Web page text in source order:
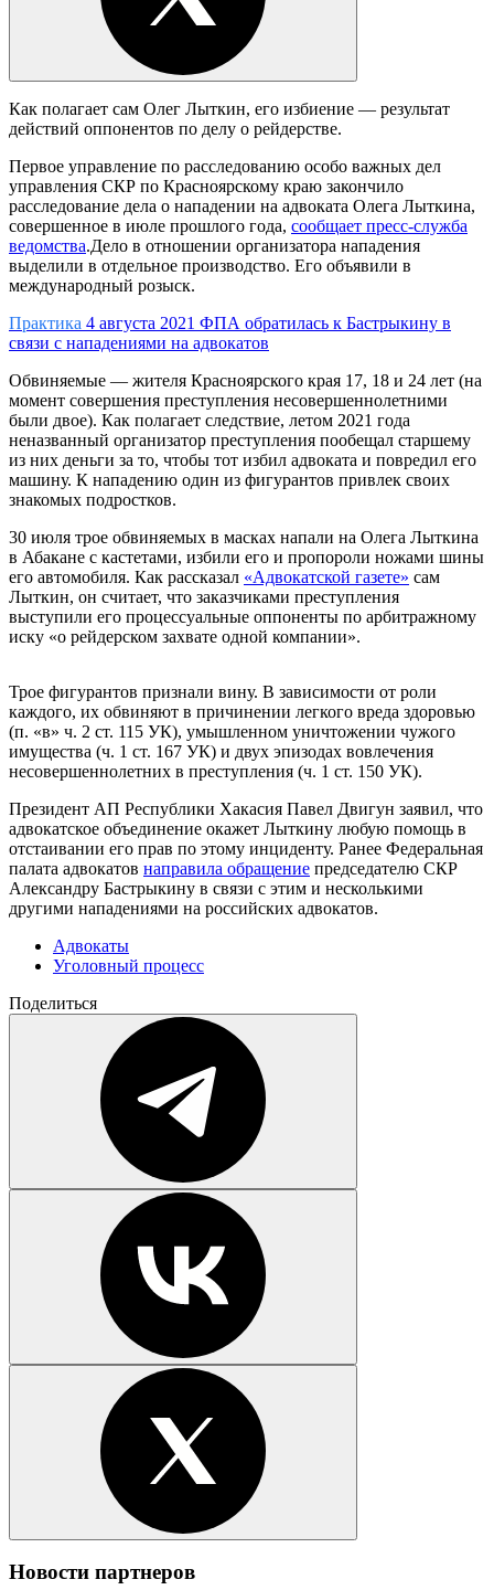
Как полагает сам Олег Лыткин, его избиение — результат
действий оппонентов по делу о рейдерстве.
Первое управление по расследованию особо важных дел
управления СКР по Красноярскому краю закончило
расследование дела о нападении на адвоката Олега Лыткина,
совершенное в июле прошлого года, сообщает пресс-служба
ведомства.Дело в отношении организатора нападения
выделили в отдельное производство. Его объявили в
международный розыск.
Практика 4 августа 2021 ФПА обратилась к Бастрыкину в
связи с нападениями на адвокатов
Обвиняемые — жителя Красноярского края 17, 18 и 24 лет (на
момент совершения преступления несовершеннолетними
были двое). Как полагает следствие, летом 2021 года
неназванный организатор преступления пообещал старшему
из них деньги за то, чтобы тот избил адвоката и повредил его
машину. К нападению один из фигурантов привлек своих
знакомых подростков.
30 июля трое обвиняемых в масках напали на Олега Лыткина
в Абакане с кастетами, избили его и пропороли ножами шины
его автомобиля. Как рассказал «Адвокатской газете» сам
Лыткин, он считает, что заказчиками преступления
выступили его процессуальные оппоненты по арбитражному
иску «о рейдерском захвате одной компании».
Трое фигурантов признали вину. В зависимости от роли
каждого, их обвиняют в причинении легкого вреда здоровью
(п. «в» ч. 2 ст. 115 УК), умышленном уничтожении чужого
имущества (ч. 1 ст. 167 УК) и двух эпизодах вовлечения
несовершеннолетних в преступления (ч. 1 ст. 150 УК).
Президент АП Республики Хакасия Павел Двигун заявил, что
адвокатское объединение окажет Лыткину любую помощь в
отстаивании его прав по этому инциденту. Ранее Федеральная
палата адвокатов направила обращение председателю СКР
Александру Бастрыкину в связи с этим и несколькими
другими нападениями на российских адвокатов.
Адвокаты
Уголовный процесс
Поделиться
Новости партнеров